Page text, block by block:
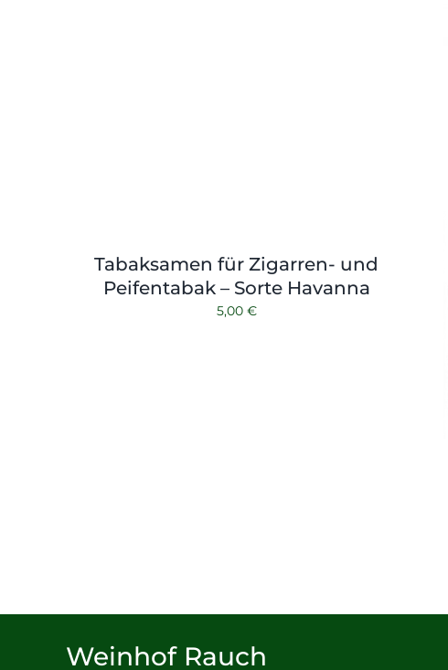
Tabaksamen für Zigarren- und
Peifentabak – Sorte Havanna
5,00 €
Weinhof Rauch